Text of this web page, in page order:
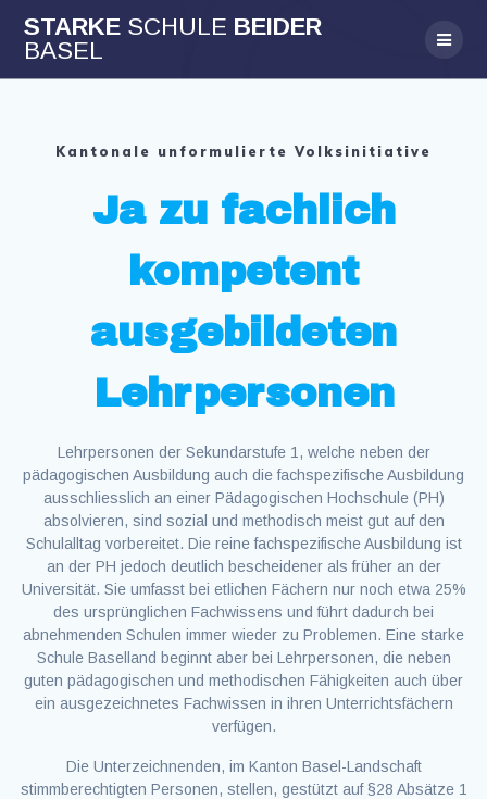
to
STARKE SCHULE BEIDER
BASEL
Kantonale unformulierte Volksinitiative
Ja zu fachlich
kompetent
ausgebildeten
Lehrpersonen
Lehrpersonen der Sekundarstufe 1, welche neben der
pädagogischen Ausbildung auch die fachspezifische Ausbildung
ausschliesslich an einer Pädagogischen Hochschule (PH)
absolvieren, sind sozial und methodisch meist gut auf den
Schulalltag vorbereitet. Die reine fachspezifische Ausbildung ist
an der PH jedoch deutlich bescheidener als früher an der
Universität. Sie umfasst bei etlichen Fächern nur noch etwa 25%
des ursprünglichen Fachwissens und führt dadurch bei
abnehmenden Schulen immer wieder zu Problemen. Eine starke
Schule Baselland beginnt aber bei Lehrpersonen, die neben
guten pädagogischen und methodischen Fähigkeiten auch über
ein ausgezeichnetes Fachwissen in ihren Unterrichtsfächern
verfügen.
Die Unterzeichnenden, im Kanton Basel-Landschaft
stimmberechtigten Personen, stellen, gestützt auf §28 Absätze 1